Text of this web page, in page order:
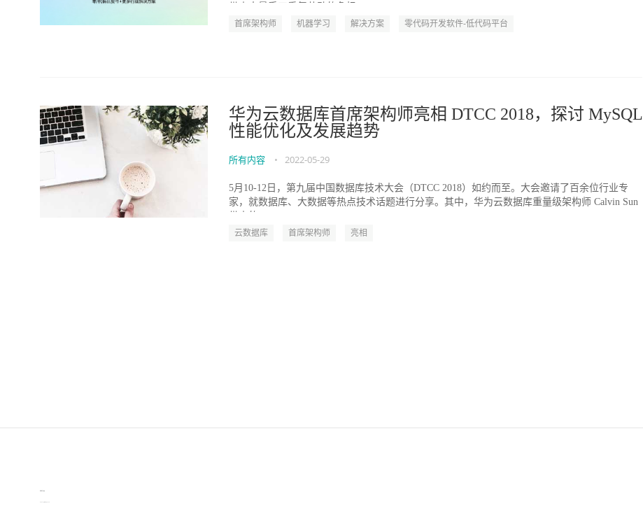
首席架构师 机器学习 解决方案 零代码开发软件-低代码平台
华为云数据库首席架构师亮相 DTCC 2018，探讨 MySQL
性能优化及发展趋势
所有内容 • 2022-05-29
5月10-12日，第九届中国数据库技术大会（DTCC 2018）如约而至。大会邀请了百余位行业专
家，就数据库、大数据等热点技术话题进行分享。其中，华为云数据库重量级架构师 Calvin Sun
云数据库 首席架构师 亮相